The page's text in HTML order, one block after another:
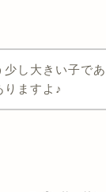
少し大きい子で
りますよ♪